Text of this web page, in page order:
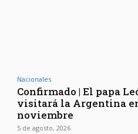
Nacionales
Confirmado | El papa
visitará la Argentina
noviembre
5 de agosto, 2026